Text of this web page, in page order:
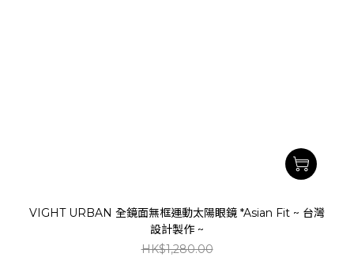
VIGHT URBAN 全鏡面無框運動太陽眼鏡 *Asian Fit ~ 台灣
設計製作 ~
HK$1,280.00